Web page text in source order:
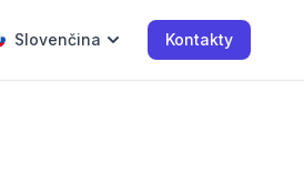
Slovenčina Kontakty